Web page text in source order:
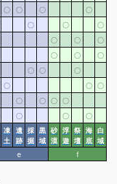
凍
土
遺
跡
採
掘
黒
域
砂
漠
浮
遊
祭
壇
海
底
白
域
e f
〇 〇 〇
〇
〇 〇
〇
〇 〇
〇
〇 〇
〇
〇 〇
〇
〇 〇 〇
〇 〇 〇 〇
〇 〇 〇